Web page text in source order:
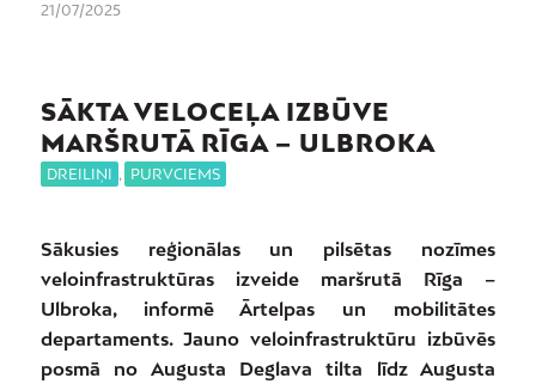
21/07/2025
SĀKTA VELOCEĻA IZBŪVE
MARŠRUTĀ RĪGA – ULBROKA
DREILIŅI , PURVCIEMS
Sākusies reģionālas un pilsētas nozīmes
veloinfrastruktūras izveide maršrutā Rīga –
Ulbroka, informē Ārtelpas un mobilitātes
departaments. Jauno veloinfrastruktūru izbūvēs
posmā no Augusta Deglava tilta līdz Augusta